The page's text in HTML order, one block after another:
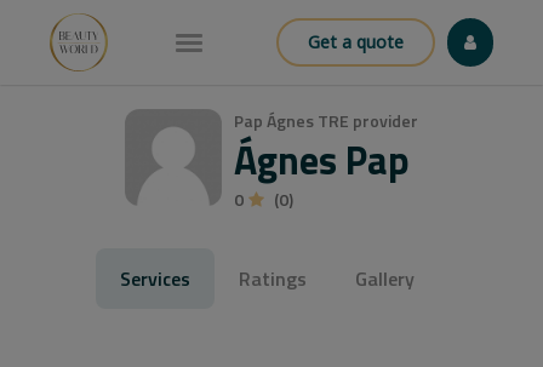
Get a quote
Pap Ágnes TRE provider
Ágnes Pap
0 (0)
Services Ratings Gallery